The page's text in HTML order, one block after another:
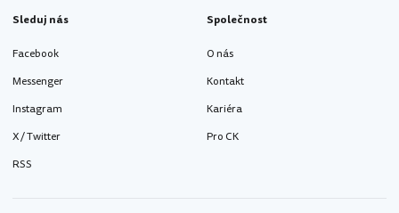
Sleduj nás
Facebook
Messenger
Instagram
X / Twitter
RSS
Společnost
O nás
Kontakt
Kariéra
Pro CK